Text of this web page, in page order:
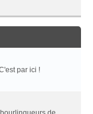
par ici !